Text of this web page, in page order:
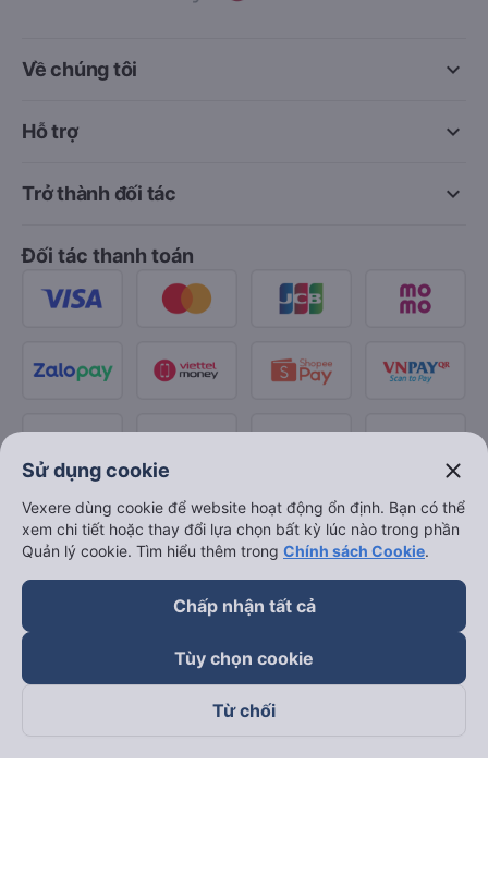
keyboard_arrow_down
Về chúng tôi
keyboard_arrow_down
Hỗ trợ
keyboard_arrow_down
Trở thành đối tác
Đối tác thanh toán
Theo dõi chúng tôi trên
Sử dụng cookie close
Vexere dùng cookie để website hoạt động ổn định. Bạn có thể
xem chi tiết hoặc thay đổi lựa chọn bất kỳ lúc nào trong phần
Quản lý cookie. Tìm hiểu thêm trong Chính sách Cookie.
Chấp nhận tất cả
Tùy chọn cookie
Từ chối